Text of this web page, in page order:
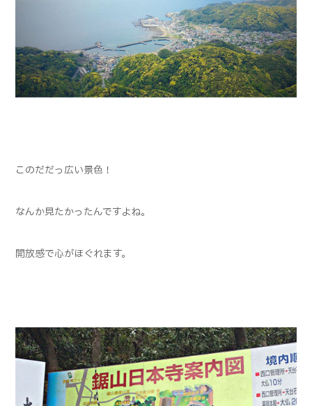
このだだっ広い景色！
なんか見たかったんですよね。
開放感で心がほぐれます。